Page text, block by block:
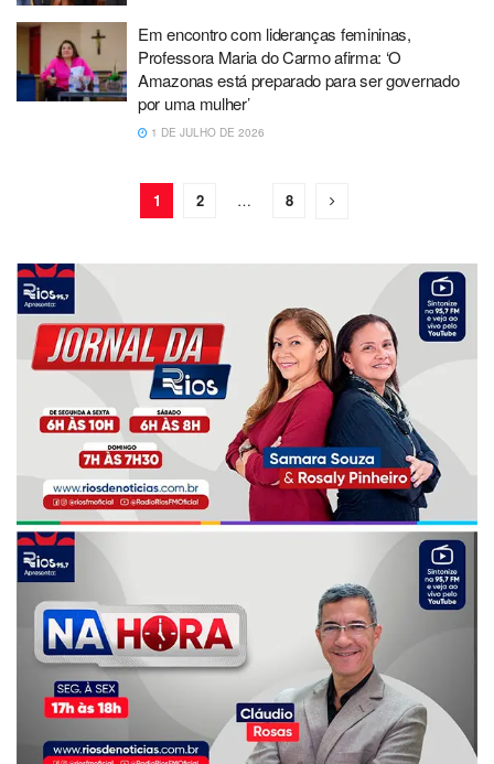
Em encontro com lideranças femininas,
Professora Maria do Carmo afirma: ‘O
Amazonas está preparado para ser governado
por uma mulher’
1 DE JULHO DE 2026
1 2 … 8